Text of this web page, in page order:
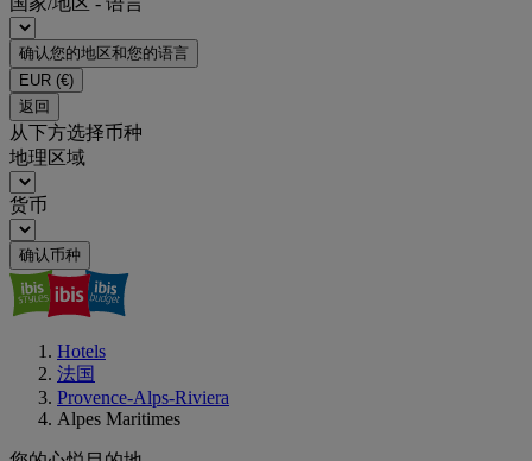
确认您的地区和您的语言
EUR (€)
返回
从下方选择币种
地理区域
货币
确认币种
Hotels
法国
Provence-Alps-Riviera
Alpes Maritimes